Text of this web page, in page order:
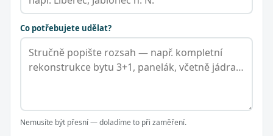
Co potřebujete udělat?
Nemusíte být přesní — doladíme to při zaměření.